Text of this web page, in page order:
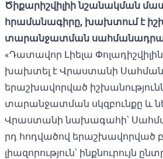
Ծիքարիշվիլիի նշանակման
հրամանագիրը, խախտում է
տարանջատման
«Դատավոր Լիելա
խախտել է Վրաստանի
երաշխավորված
տարանջատման սկզբունքը և
Վրաստանի նախագահի՝
րդ հոդվածով երաշխավորված
լիազորություն՝ ինքնուրույն